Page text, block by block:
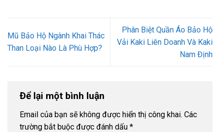
Mũ Bảo Hộ Ngành Khai Thác
Than Loại Nào Là Phù Hợp?
Phân Biệt Quần Áo Bảo Hộ
Vải Kaki Liên Doanh Và Kaki
Nam Định
Để lại một bình luận
Email của bạn sẽ không được hiển thị công khai. Các
trường bắt buộc được đánh dấu *